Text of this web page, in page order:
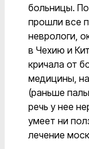
больницы.
прошли все
неврологи,
в Чехию и
кричала от
медицины,
(раньше
речь у нее
умеет ни
лечение